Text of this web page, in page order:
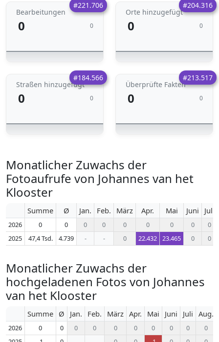
#221.706
Bearbeitungen
0 0
#204.316
Orte hinzugefügt
0 0
#184.566
Straßen hinzugefügt
0 0
#213.517
Überprüfte Fakten
0 0
Monatlicher Zuwachs der
Fotoaufrufe von Johannes van het
Klooster
Summe Ø Jan. Feb. März Apr. Mai Juni Juli
2026 0 0 0 0 0 0 0 0
0
2025
47,4 Tsd. 4.739 - - 0 22.432 23.465 0 0
Monatlicher Zuwachs der
hochgeladenen Fotos von Johannes
van het Klooster
Summe Ø Jan. Feb. März Apr. Mai Juni Juli Aug.
2026 0 0 0 0 0 0 0 0 0
0